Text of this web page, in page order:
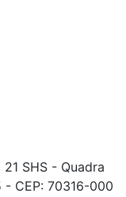
SHS - Quadra
CEP: 70316-000